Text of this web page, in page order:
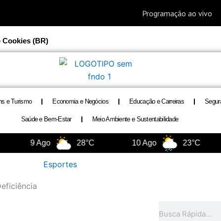
Cookies (BR)
e Turismo Economia e Negócios Educação e Carreiras
Saúde e Bem-Estar Meio Ambiente e Sustentabilidade
9 Ago 28°C 10 Ago 23°C
Esportes